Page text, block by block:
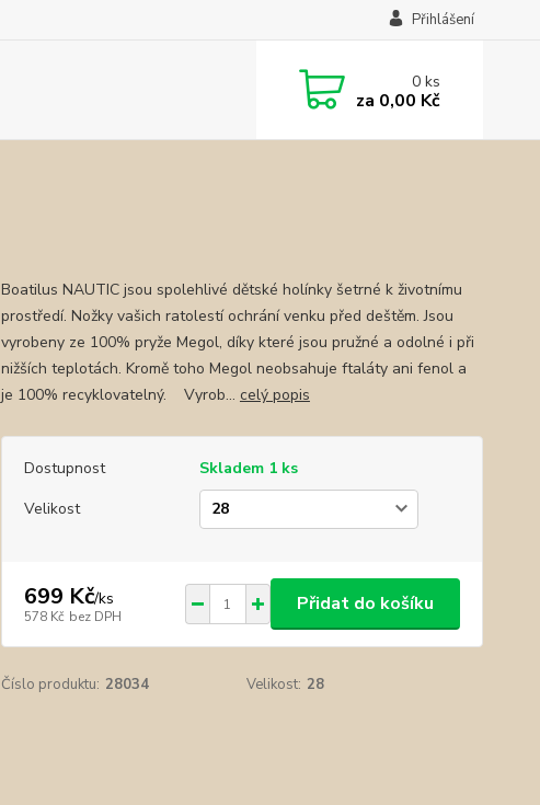
Přihlášení
0ks
za 0,00 Kč
Boatilus NAUTIC jsou spolehlivé dětské holínky šetrné k životnímu
prostředí. Nožky vašich ratolestí ochrání venku před deštěm. Jsou
vyrobeny ze 100% pryže Megol, díky které jsou pružné a odolné i při
nižších teplotách. Kromě toho Megol neobsahuje ftaláty ani fenol a
je 100% recyklovatelný. Vyrob... celý popis
Dostupnost
Skladem 1 ks
Velikost
699 Kč/ks
578 Kč bez DPH
Přidat do košíku
Číslo produktu: 28034 Velikost: 28